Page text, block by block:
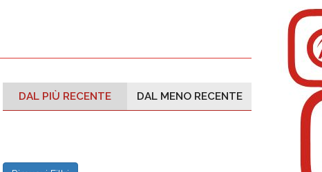
DAL PIÙ RECENTE DAL MENO RECENTE